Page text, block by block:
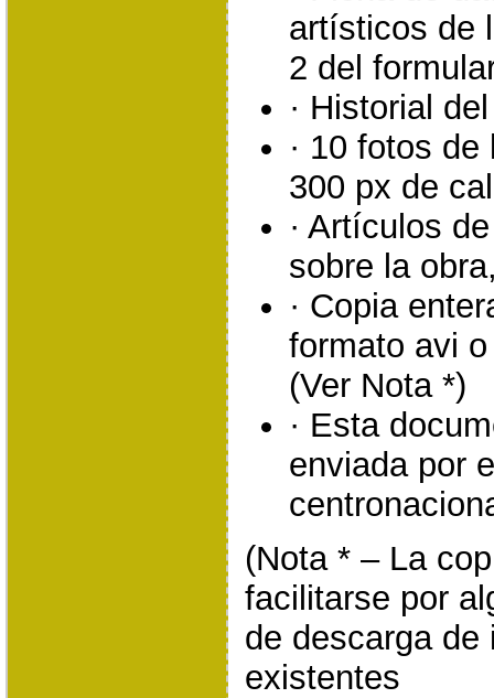
artísticos de
2 del
· Historial
· 10 fotos
300 px de
· Artículos
sobre la
· Copia
formato avi
(Ver Nota *)
· Esta
enviada por
(Nota * – La
facilitarse por
de descarga de
existentes